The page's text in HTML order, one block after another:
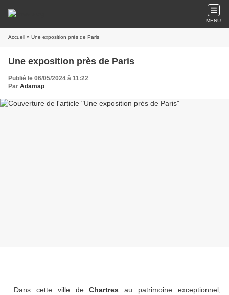
MENU
Accueil » Une exposition près de Paris
Une exposition près de Paris
Publié le 06/05/2024 à 11:22
Par Adamap
Dans cette ville deChartresau patrimoine exceptionnel,